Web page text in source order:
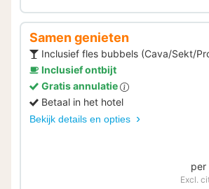
Samen genieten
Inclusief fles bubbels (Cava/Sekt/
Inclusief ontbijt
Gratis annulatie
Betaal in het hotel
Bekijk details en opties
per
Excl.